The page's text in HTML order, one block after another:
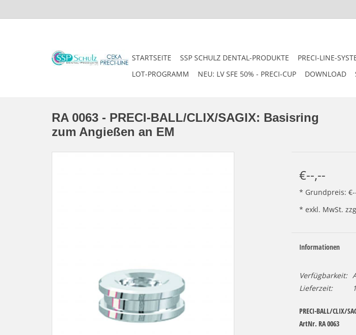
STARTSEITE SSP SCHULZ DENTAL-PRODUKTE PRECI-LINE-
LOT-PROGRAMM
NEU: LV SFE 50% - PRECI-CUP DOWNLOAD
RA 0063 - PRECI-BALL/CLIX/SAGIX: Basisring
zum Angießen an EM
€--,--
* Grundpreis:
* exkl. MwSt.
Informationen
Verfügbarkeit:
Lieferzeit:
PRECI-BALL/CLIX/
ArtNr. RA 0063